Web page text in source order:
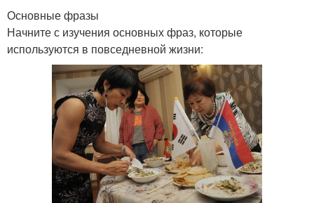
Основные фразы
Начните с изучения основных фраз, которые
используются в повседневной жизни: